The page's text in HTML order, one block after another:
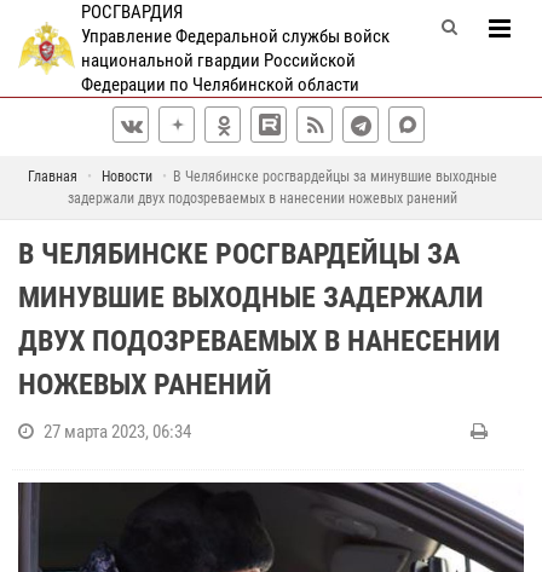
РОСГВАРДИЯ
Управление Федеральной службы войск
национальной гвардии Российской
Федерации по Челябинской области
Главная Новости
В Челябинске росгвардейцы за минувшие выходные
задержали двух подозреваемых в нанесении ножевых ранений
В ЧЕЛЯБИНСКЕ РОСГВАРДЕЙЦЫ ЗА
МИНУВШИЕ ВЫХОДНЫЕ ЗАДЕРЖАЛИ
ДВУХ ПОДОЗРЕВАЕМЫХ В НАНЕСЕНИИ
НОЖЕВЫХ РАНЕНИЙ
27 марта 2023, 06:34